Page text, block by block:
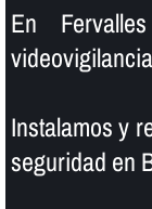
En
Instalamos y
seguridad en